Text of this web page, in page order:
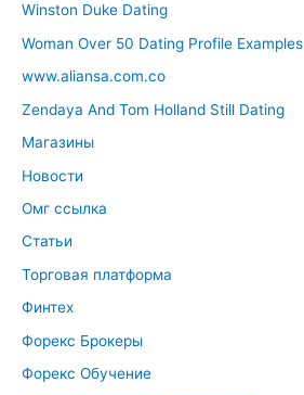
Winston Duke Dating
Woman Over 50 Dating Profile Examples
www.aliansa.com.co
Zendaya And Tom Holland Still Dating
Магазины
Новости
Омг ссылка
Статьи
Торговая платформа
Финтех
Форекс Брокеры
Форекс Обучение